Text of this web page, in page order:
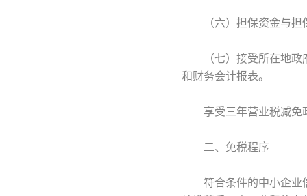
（六）担保资金与担保
（七）接受所在地政府
和财务会计报表。
享受三年营业税减免政
二、免税程序
符合条件的中小企业信